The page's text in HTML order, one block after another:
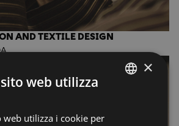
AND TEXTILE DESIGN
×
web utilizza
web utilizza i cookie per